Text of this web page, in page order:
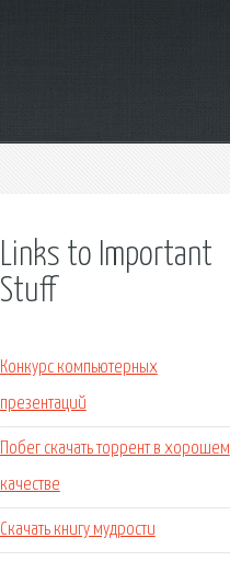
Links to Important
Stuff
Конкурс компьютерных
презентаций
Побег скачать торрент в хорошем
качестве
Скачать книгу мудрости